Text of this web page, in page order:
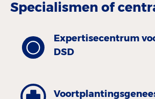
Specialismen of
Expertisecentrum
DSD